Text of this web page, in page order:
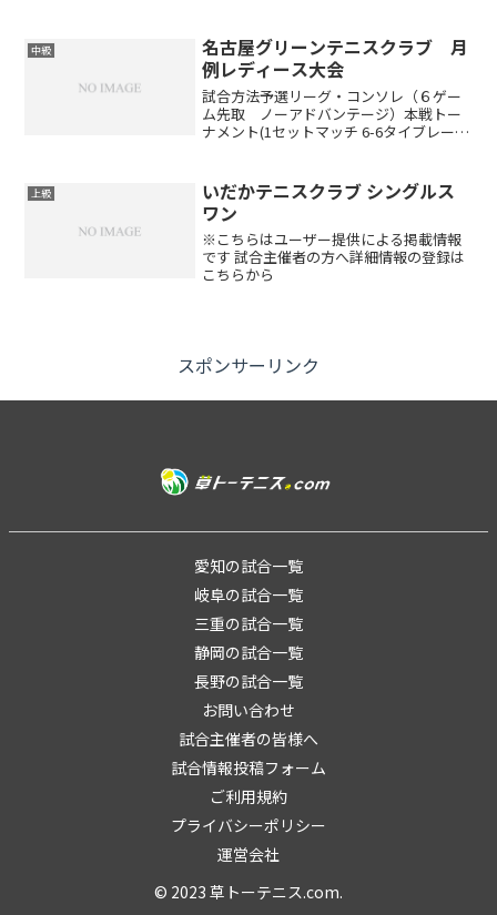
れる場合は必ずご連絡お願い致します。
参加料会...
中級
名古屋グリーンテニスクラブ 月
例レディース大会
試合方法予選リーグ・コンソレ（６ゲー
ム先取 ノーアドバンテージ）本戦トー
ナメント(1セットマッチ 6-6タイブレー
して250ポイント ※勝敗によって下記ポ
イントが...
上級
いだかテニスクラブ シングルス
ワン
※こちらはユーザー提供による掲載情報
です 試合主催者の方へ詳細情報の登録は
こちらから
スポンサーリンク
愛知の試合一覧
岐阜の試合一覧
三重の試合一覧
静岡の試合一覧
長野の試合一覧
お問い合わせ
試合主催者の皆様へ
試合情報投稿フォーム
ご利用規約
プライバシーポリシー
運営会社
© 2023 草トーテニス.com.